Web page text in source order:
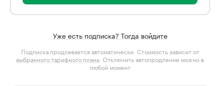
Уже есть подписка? Тогда войдите
Подписка продлевается автоматически. Стоимость зависит от
выбранного тарифного плана . Отключить автопродление можно в
любой момент